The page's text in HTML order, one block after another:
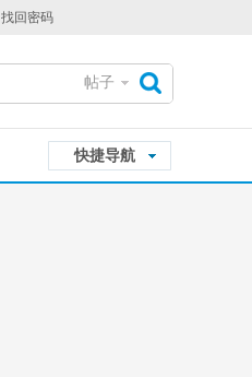
找回密码
帖子
快捷导航